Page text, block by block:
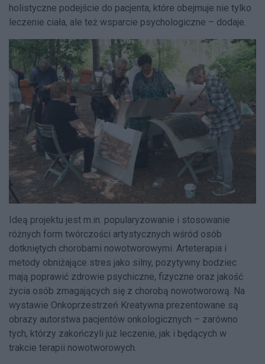
holistyczne podejście do pacjenta, które obejmuje nie tylko
leczenie ciała, ale też wsparcie psychologiczne – dodaje.
Ideą projektu jest m.in. popularyzowanie i stosowanie
różnych form twórczości artystycznych wśród osób
dotkniętych chorobami nowotworowymi. Arteterapia i
metody obniżające stres jako silny, pozytywny bodziec
mają poprawić zdrowie psychiczne, fizyczne oraz jakość
życia osób zmagających się z chorobą nowotworową. Na
wystawie Onkoprzestrzeń Kreatywna prezentowane są
obrazy autorstwa pacjentów onkologicznych – zarówno
tych, którzy zakończyli już leczenie, jak i będących w
trakcie terapii nowotworowych.